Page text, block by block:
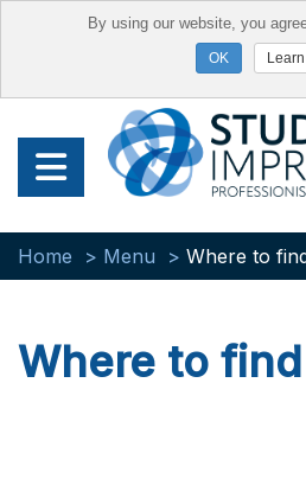
Home Menu Where to
Where to
By using our website, you